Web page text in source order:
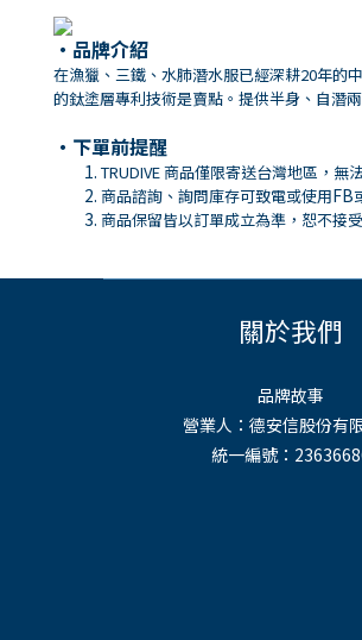
・品牌介紹
在漁獵、三鐵、水肺潛水服已經深耕20年的
的鈦塗層專利技術是賣點。提供半身、自潛
・下單前提醒
TRUDIVE 商品僅限寄送台灣地區，無
商品諮詢、詢問庫存可致電或使用FB
商品保留皆以訂單成立為準，恕不接
關於我們
品牌故事
營業人：德安信股份有
統一編號：